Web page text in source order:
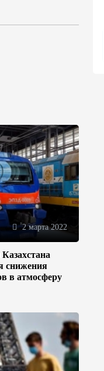
2 марта 2022
снижения
в атмосферу